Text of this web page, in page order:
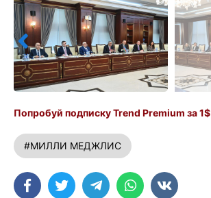
Попробуй подписку Trend Premium за 1$
#МИЛЛИ МЕДЖЛИС